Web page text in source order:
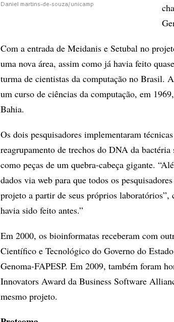
Daniel martins-de-souza/unicamp
Com a entrada de Meidanis e Setubal no
uma nova área, assim como já havia feito
turma de cientistas da computação no Brasil.
um curso de ciências da computação, em
Bahia.
Os dois pesquisadores implementaram
reagrupamento de trechos do DNA da
como peças de um quebra-cabeça gigante.
dados via web para que todos os
projeto a partir de seus próprios
havia sido feito antes.”
Em 2000, os bioinformatas receberam com
Científico e Tecnológico do Governo do
Genoma-FAPESP. Em 2009, também foram
Innovators Award da Business Software
mesmo projeto.